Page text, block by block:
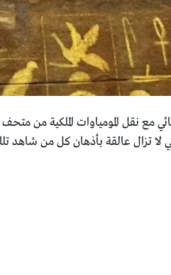
لا تزال عالقة بأذهان كل من شاهد